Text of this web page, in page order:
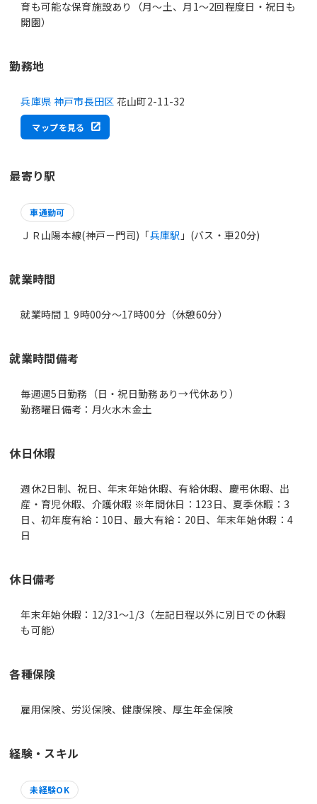
育も可能な保育施設あり（月～土、月1～2回程度日・祝日も
開園）
勤務地
兵庫県 神戸市長田区 花山町2-11-32
マップを見る
最寄り駅
車通勤可
ＪＲ山陽本線(神戸－門司)「兵庫駅 」(バス・車20分)
就業時間
就業時間１ 9時00分〜17時00分（休憩60分）
就業時間備考
毎週週5日勤務（日・祝日勤務あり→代休あり）
休日休暇
週休2日制、祝日、年末年始休暇、有給休暇、慶弔休暇、出
産・育児休暇、介護休暇 ※年間休日：123日、夏季休暇：3
日、初年度有給：10日、最大有給：20日、年末年始休暇：4
日
休日備考
年末年始休暇：12/31～1/3（左記日程以外に別日での休暇
も可能）
各種保険
雇用保険、労災保険、健康保険、厚生年金保険
経験・スキル
未経験OK